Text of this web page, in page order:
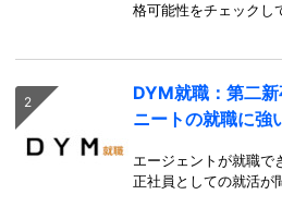
格可能性をチェックし
DYM就職：第二新
ニートの就職に強
エージェントが就職で
正社員としての就活が